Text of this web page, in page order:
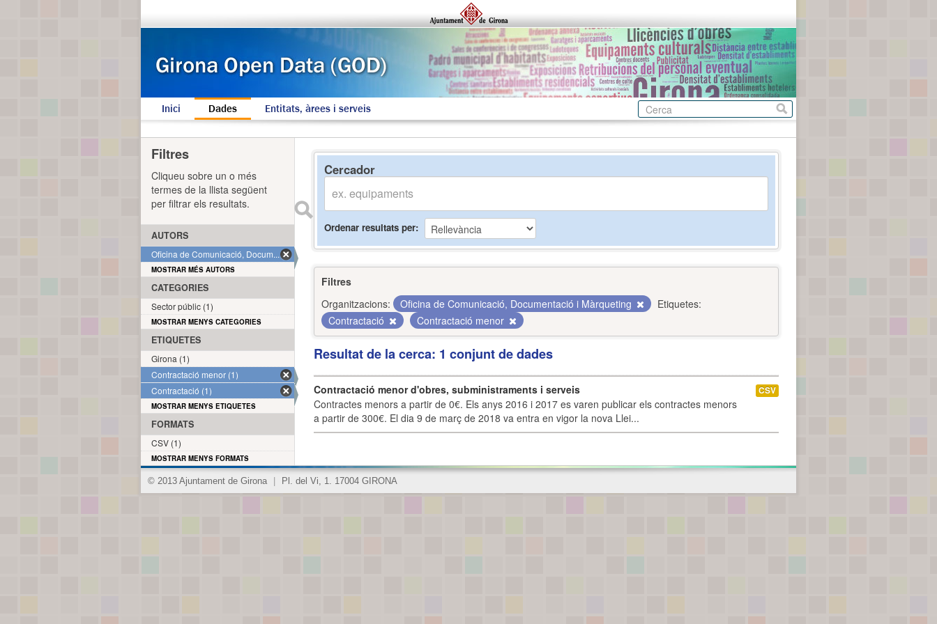
Inici Dades Entitats, àrees i serveis
Cercador
Ordenar resultats per
Filtres
Organitzacions:
Oficina de Comunicació, Documentació i Màrqueting
Etiquetes:
Contractació
Contractació menor
Resultat de la cerca: 1 conjunt de dades
Contractació menor d'obres, subministraments i serveis
Contractes menors a partir de 0€. Els anys 2016 i 2017 es varen publicar els contractes menors
a partir de 300€. El dia 9 de març de 2018 va entra en vigor la nova Llei...
CSV
Filtres
Cliqueu sobre un o més
termes de la llista següent
per filtrar els resultats.
AUTORS
Oficina de Comunicació, Docum... (1)
MOSTRAR MÉS AUTORS
CATEGORIES
Sector públic (1)
MOSTRAR MENYS CATEGORIES
ETIQUETES
Girona (1)
Contractació menor (1)
Contractació (1)
MOSTRAR MENYS ETIQUETES
FORMATS
CSV (1)
MOSTRAR MENYS FORMATS
© 2013 Ajuntament de Girona Pl. del Vi, 1. 17004 GIRONA